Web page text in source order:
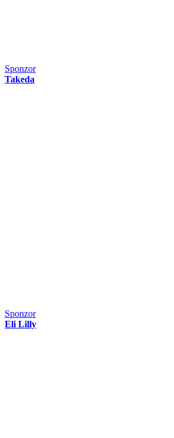
Sponzor
Takeda
Sponzor
Eli Lilly